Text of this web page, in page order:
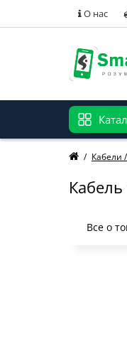
О нас
Кабели
Все о